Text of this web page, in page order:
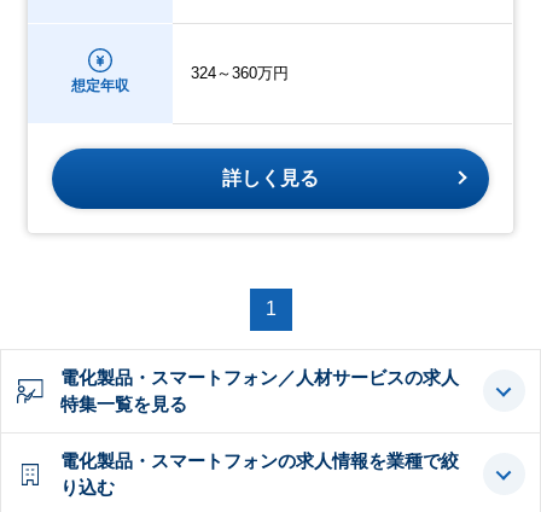
想定年収
324～360万円
詳しく見る
1
電化製品・スマートフォン／人材サービスの求人
特集一覧を見る
電化製品・スマートフォンの求人情報を業種で絞
り込む